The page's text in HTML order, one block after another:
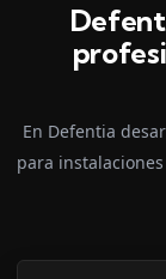
En Defentia
para